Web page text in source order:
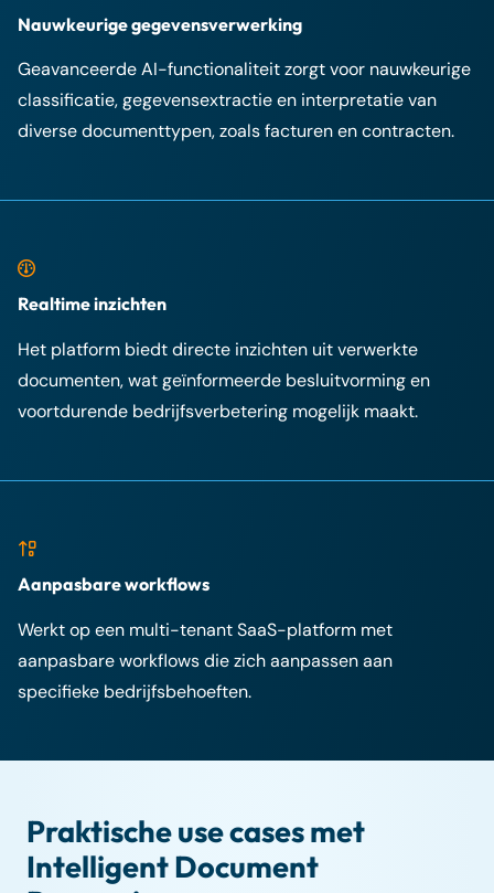
Nauwkeurige gegevensverwerking
Geavanceerde AI-functionaliteit zorgt voor nauwkeurige
classificatie, gegevensextractie en interpretatie van
diverse documenttypen, zoals facturen en contracten.
Realtime inzichten
Het platform biedt directe inzichten uit verwerkte
documenten, wat geïnformeerde besluitvorming en
voortdurende bedrijfsverbetering mogelijk maakt.
Aanpasbare workflows
Werkt op een multi-tenant SaaS-platform met
aanpasbare workflows die zich aanpassen aan
specifieke bedrijfsbehoeften.
Praktische use cases met
Intelligent Document